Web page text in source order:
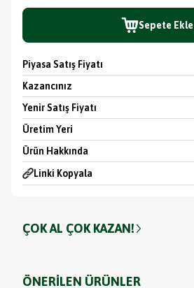
Sepete Ekle
Ürün Hakkında
Linki Kopyala
Piyasa Satış Fiyatı
Kazancınız
Yenir Satış Fiyatı
Üretim Yeri
ÇOK AL ÇOK KAZAN!
ÖNERİLEN ÜRÜNLER